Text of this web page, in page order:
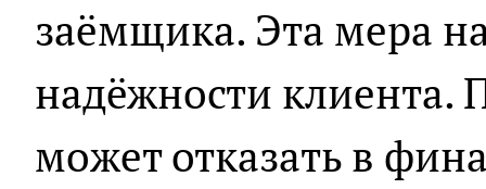
заёмщика. Эта мера
надёжности клиента.
может отказать в